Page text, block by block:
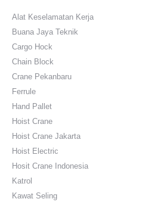
Alat Keselamatan Kerja
Buana Jaya Teknik
Cargo Hock
Chain Block
Crane Pekanbaru
Ferrule
Hand Pallet
Hoist Crane
Hoist Crane Jakarta
Hoist Electric
Hosit Crane Indonesia
Katrol
Kawat Seling